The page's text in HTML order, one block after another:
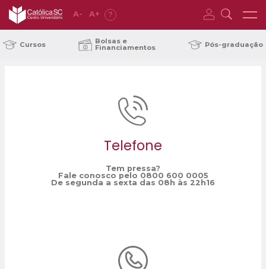
A- A+ ?
Cursos Bolsas e
Financiamentos Pós-graduação
Telefone
Tem pressa?
Fale conosco pelo 0800 600 0005
De segunda a sexta das 08h às 22h16